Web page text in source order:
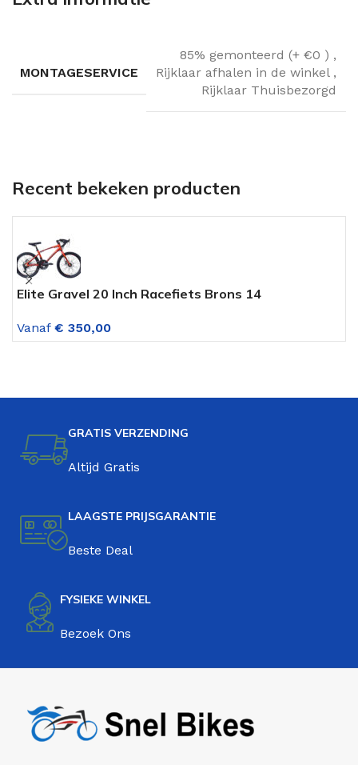
MONTAGESERVICE
85% gemonteerd (+ €0 ) ,
Rijklaar afhalen in de winkel ,
Rijklaar Thuisbezorgd
Recent bekeken producten
Elite Gravel 20 Inch Racefiets Brons 14
Vanaf € 350,00
GRATIS VERZENDING
Altijd Gratis
LAAGSTE PRIJSGARANTIE
Beste Deal
FYSIEKE WINKEL
Bezoek Ons